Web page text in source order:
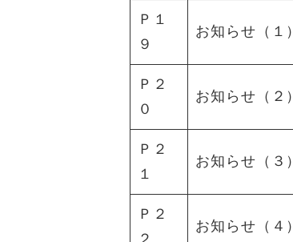
Ｐ１
９
お知らせ（１）
Ｐ２
０
お知らせ（２）
Ｐ２
１
お知らせ（３）
Ｐ２
お知らせ（４）